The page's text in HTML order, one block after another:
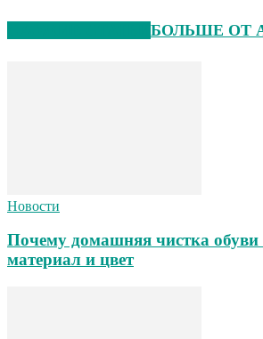
БОЛЬШЕ ОТ
Новости
Почему домашняя чистка обуви
материал и цвет